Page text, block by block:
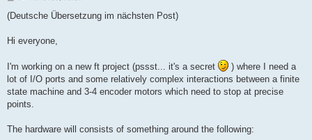
i
a
(Deutsche Übersetzung im nächsten Post)
Hi everyone,
I'm working on a new ft project (pssst... it's a secret
) where I need a
lot of I/O ports and some relatively complex interactions between a finite
state machine and 3-4 encoder motors which need to stop at precise
points.
The hardware will consists of something around the following: